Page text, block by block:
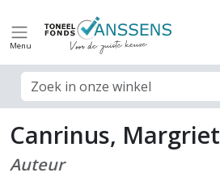
Menu
Zoek veld
Canrinus, Margriet
Auteur